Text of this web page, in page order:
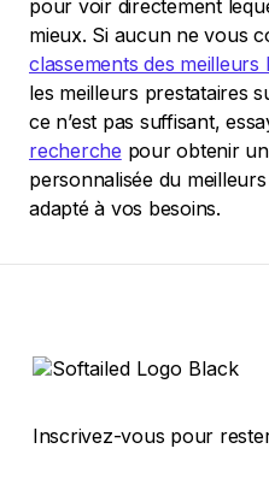
pour voir directement
mieux. Si aucun ne vous
classements des meilleurs
les meilleurs prestataires
ce n’est pas suffisant,
recherche pour obtenir
personnalisée du
adapté à vos besoins.
Inscrivez-vous pour